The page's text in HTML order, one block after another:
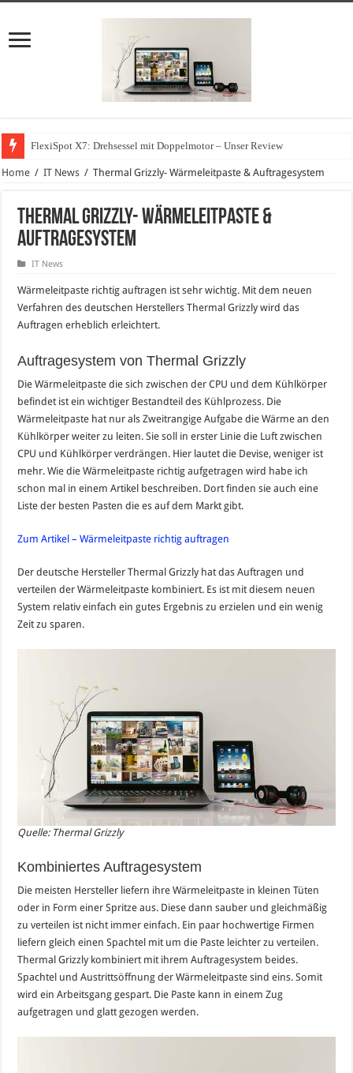
FlexiSpot X7: Drehsessel mit Doppelmotor – Unser Review
Home / IT News / Thermal Grizzly- Wärmeleitpaste & Auftragesystem
Thermal Grizzly- Wärmeleitpaste &
Auftragesystem
IT News
Wärmeleitpaste richtig auftragen ist sehr wichtig. Mit dem neuen
Verfahren des deutschen Herstellers Thermal Grizzly wird das
Auftragen erheblich erleichtert.
Auftragesystem von Thermal Grizzly
Die Wärmeleitpaste die sich zwischen der CPU und dem Kühlkörper
befindet ist ein wichtiger Bestandteil des Kühlprozess. Die
Wärmeleitpaste hat nur als Zweitrangige Aufgabe die Wärme an den
Kühlkörper weiter zu leiten. Sie soll in erster Linie die Luft zwischen
CPU und Kühlkörper verdrängen. Hier lautet die Devise, weniger ist
mehr. Wie die Wärmeleitpaste richtig aufgetragen wird habe ich
schon mal in einem Artikel beschreiben. Dort finden sie auch eine
Liste der besten Pasten die es auf dem Markt gibt.
Zum Artikel – Wärmeleitpaste richtig auftragen
Der deutsche Hersteller Thermal Grizzly hat das Auftragen und
verteilen der Wärmeleitpaste kombiniert. Es ist mit diesem neuen
System relativ einfach ein gutes Ergebnis zu erzielen und ein wenig
Zeit zu sparen.
Quelle: Thermal Grizzly
Kombiniertes Auftragesystem
Die meisten Hersteller liefern ihre Wärmeleitpaste in kleinen Tüten
oder in Form einer Spritze aus. Diese dann sauber und gleichmäßig
zu verteilen ist nicht immer einfach. Ein paar hochwertige Firmen
liefern gleich einen Spachtel mit um die Paste leichter zu verteilen.
Thermal Grizzly kombiniert mit ihrem Auftragesystem beides.
Spachtel und Austrittsöffnung der Wärmeleitpaste sind eins. Somit
wird ein Arbeitsgang gespart. Die Paste kann in einem Zug
aufgetragen und glatt gezogen werden.